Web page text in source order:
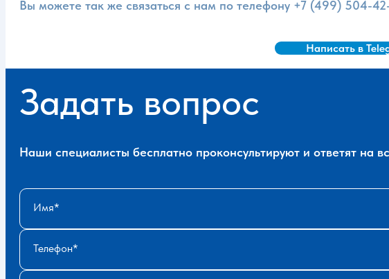
Вы можете так же связаться с нам по телефону +7 (499) 504-
Написать в
Задать вопрос
Наши специалисты бесплатно проконсультируют и ответят на
Имя
Телефон